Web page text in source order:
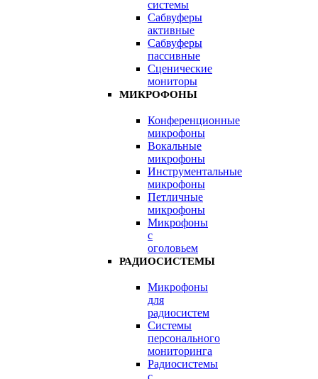
системы
Сабвуферы
активные
Сабвуферы
пассивные
Сценические
мониторы
МИКРОФОНЫ
Конференционные
микрофоны
Вокальные
микрофоны
Инструментальные
микрофоны
Петличные
микрофоны
Микрофоны
с
оголовьем
РАДИОСИСТЕМЫ
Микрофоны
для
радиосистем
Системы
персонального
мониторинга
Радиосистемы
c